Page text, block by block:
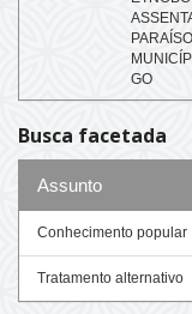
GO
Busca facetada
Assunto
Conhecimento popular
Tratamento alternativo